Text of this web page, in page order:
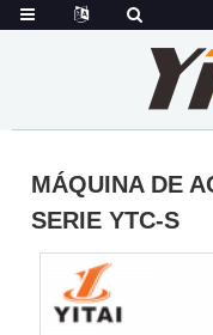
MÁQUINA DE
SERIE YTC-S